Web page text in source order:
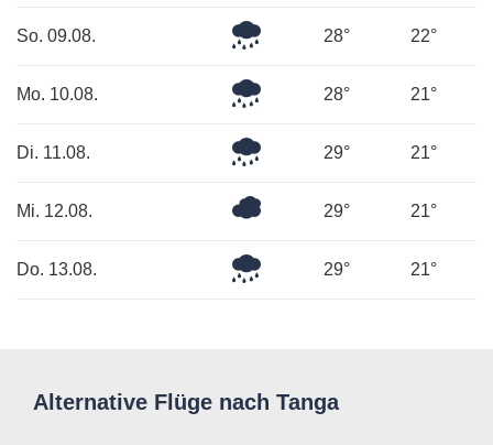
So. 09.08.
28° 22°
Mo. 10.08. 28° 21°
Di. 11.08. 29° 21°
Mi. 12.08.
Überwiegend
29° 21°
Do. 13.08. 29° 21°
Alternative Flüge nach Tanga